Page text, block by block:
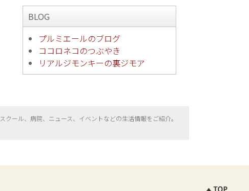
BLOG
プルミエールのブログ
ココロネコのつぶやき
リアルジモンキーの裏ジモア
スクール、病院、ニュース、イベントなどの生活情報をご紹介。